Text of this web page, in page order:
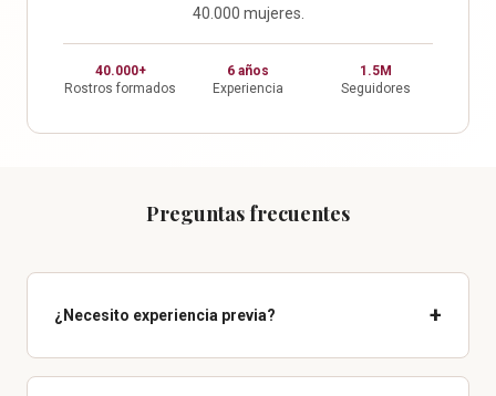
40.000 mujeres.
40.000+
Rostros formados
6 años
Experiencia
1.5M
Seguidores
Preguntas frecuentes
¿Necesito experiencia previa? +